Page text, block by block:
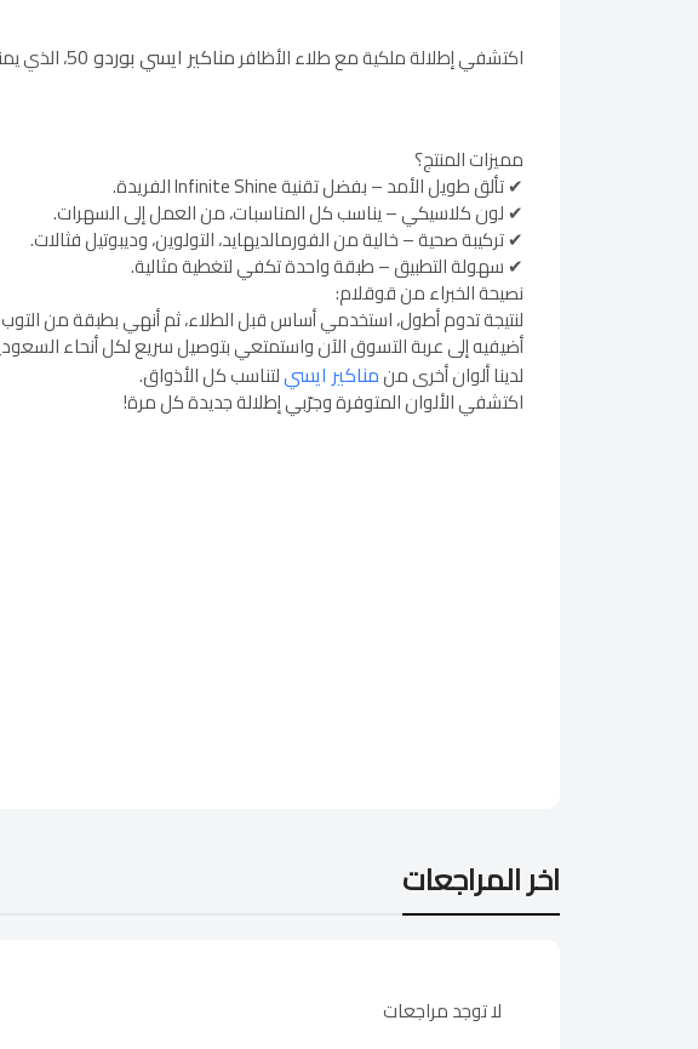
اكتشفي إطلالة ملكية مع طلاء الأظافرمناكير ايسي بوردو 50 ، الذي يمنحكِ
مميزات المنتج؟
✔ تألق طويل الأمد – بفضل تقنية Infinite Shine الفريدة.
✔ لون كلاسيكي – يناسب كل المناسبات، من العمل إلى السهرات.
✔ تركيبة صحية – خالية من الفورمالديهايد، التولوين، وديبوتيل فثالات.
✔ سهولة التطبيق – طبقة واحدة تكفي لتغطية مثالية.
نصيحة الخبراء من قوقلام:
لنتيجة تدوم أطول، استخدمي أساس قبل الطلاء، ثم أنهي بطبقة من
أضيفيه إلى عربة التسوق الآن واستمتعي بتوصيل سريع لكل أنحاء
لدينا ألوان أخرى منمناكير ايسيلتناسب كل الأذواق.
اكتشفي الألوان المتوفرة وجرّبي إطلالة جديدة كل مرة!
اخر المراجعات
لا توجد مراجعات